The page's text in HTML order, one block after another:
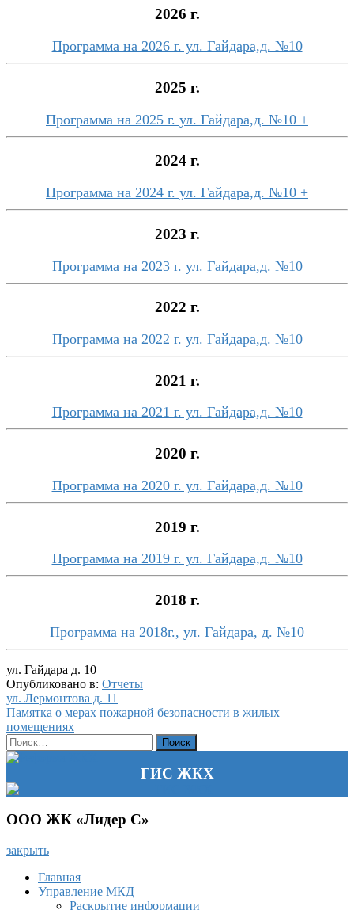
2026 г.
Программа на 2026 г. ул. Гайдара,д. №10
2025 г.
Программа на 2025 г. ул. Гайдара,д. №10 +
2024 г.
Программа на 2024 г. ул. Гайдара,д. №10 +
2023 г.
Программа на 2023 г. ул. Гайдара,д. №10
2022 г.
Программа на 2022 г. ул. Гайдара,д. №10
2021 г.
Программа на 2021 г. ул. Гайдара,д. №10
2020 г.
Программа на 2020 г. ул. Гайдара,д. №10
2019 г.
Программа на 2019 г. ул. Гайдара,д. №10
2018 г.
Программа на 2018г., ул. Гайдара, д. №10
ул. Гайдара д. 10
Опубликовано в: Отчеты
Навигация
по
записям
ул. Лермонтова д. 11
Памятка о мерах пожарной безопасности в жилых
помещениях
Найти:
ГИС ЖКХ
ООО ЖК «Лидер С»
закрыть
Главная
Управление МКД
Раскрытие информации